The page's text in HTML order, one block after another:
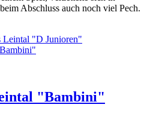
Abschluss auch noch viel Pech.
Leintal "D Junioren"
"Bambini"